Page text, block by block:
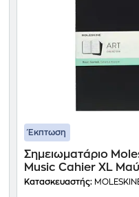
Έκπτωση
Σημειωματάριο
Music Cahier XL
Κατασκευαστής: